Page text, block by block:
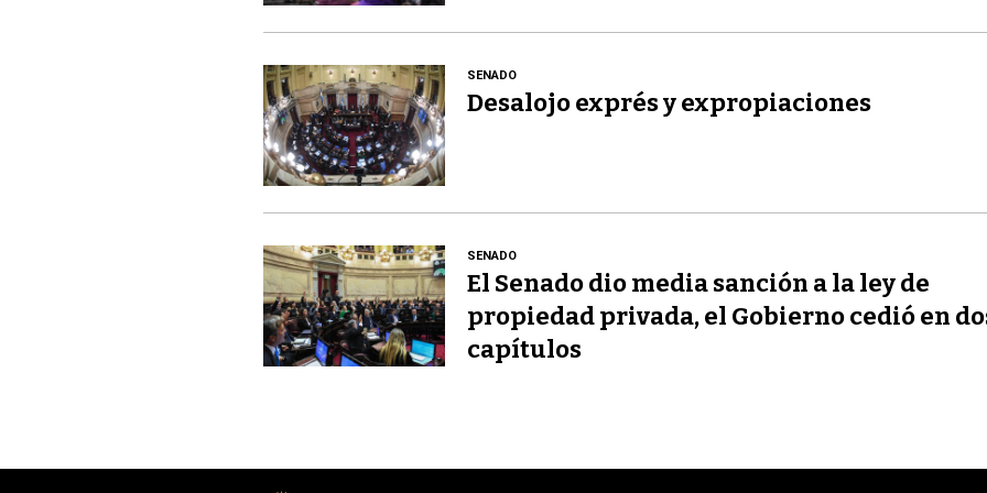
SENADO
Desalojo exprés y expropiaciones
SENADO
El Senado dio media sanción a la ley de
propiedad privada, el Gobierno cedió en
capítulos